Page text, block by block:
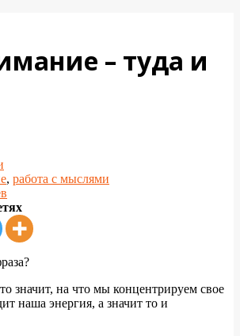
– туда и
, работа с мыслями
значит, на что мы концентрируем свое
наша энергия, а значит то и